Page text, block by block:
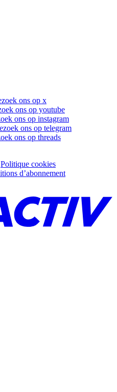
ons op x
ons op youtube
ons op instagram
ons op telegram
ons op threads
Politique cookies
d’abonnement